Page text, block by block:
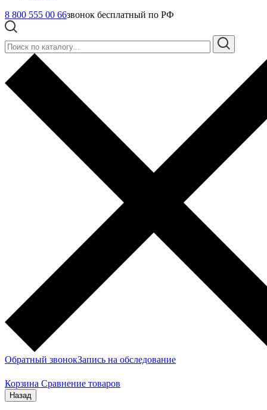
8 800 555 00 66звонок бесплатный по РФ
Обратный звонокЗапись на обследование
Корзина Сравнение товаров
Назад